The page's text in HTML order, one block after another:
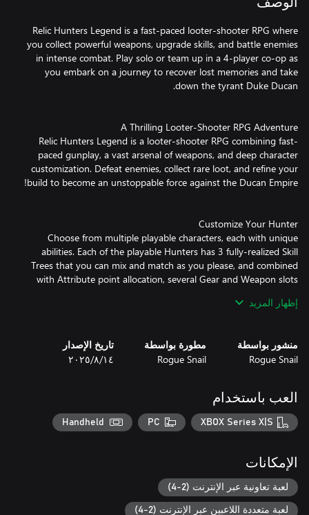
الوصف
Relic Hunters Legend is a fast-paced looter-shooter RPG where
you collect powerful weapons, upgrade skills, and battle enemies
in intense combat. Play solo or team up in a 4-player co-op as
you embark on a journey to recover lost memories and take
Relic Hunters Legend is a looter-shooter RPG combining fast-
paced gunplay, a vast arsenal of weapons, and deep character
customization. Defeat enemies, collect rare loot, and refine your
Choose from multiple playable characters, each with unique
abilities. Each of the playable Hunters has 3 fully-realized Skill
Trees that you can mix and match as you please, and combined
with Attribute point allocation, several Gear and Weapon slots
discover, craft and level up… there’s a LOT more RPG depth here
friends in an online co-op. You can focus on the 30-hour Story
campaign right from the get-go… or ignore it COMPLETELY and
Enhance your experience by joining Relic Hunters Legend Official
Discord channel (discorg.gg/relichunters). Be among the first to
إظهار المزيد
منشور بواسطة
Rogue Snail
مطورة بواسطة
Rogue Snail
تاريخ الإصدار
١٤‏/٨‏/٢٠٢٥
العب باستخدام
XBOX Series X|S
PC
Handheld
الإمكانات
لعبة تعاونية عبر الإنترنت (2-4)
لعبة متعددة اللاعبين عبر الإنترنت (2-4)